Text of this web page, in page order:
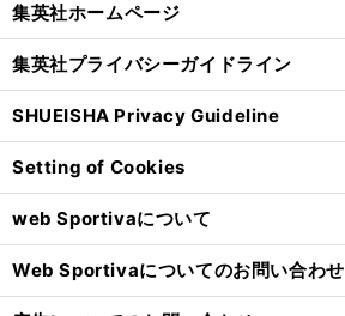
集英社ホームページ
集英社プライバシーガイドライン
SHUEISHA Privacy Guideline
Setting of Cookies
web Sportivaについて
Web Sportivaについてのお問い合わせ